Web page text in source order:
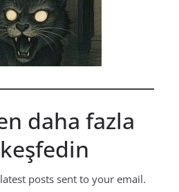
daha fazla
posts sent to your email.